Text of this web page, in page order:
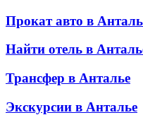
Прокат авто в
Найти отель в
Трансфер в Анталье
Экскурсии в Анталье